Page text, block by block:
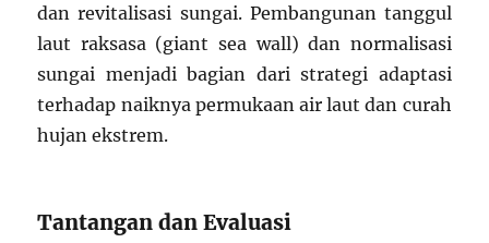
dan revitalisasi sungai. Pembangunan tanggul
laut raksasa (giant sea wall) dan normalisasi
sungai menjadi bagian dari strategi adaptasi
terhadap naiknya permukaan air laut dan curah
hujan ekstrem.
Tantangan dan Evaluasi